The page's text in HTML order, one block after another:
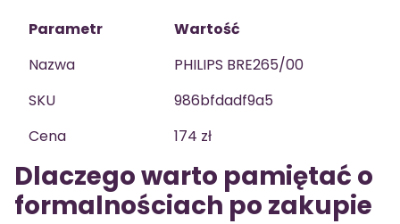
Parametr
Wartość
Nazwa
PHILIPS BRE265/00
SKU
986bfdadf9a5
Cena
174 zł
Dlaczego warto pamiętać o
formalnościach po zakupie